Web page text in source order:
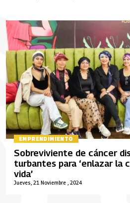
EMPRENDIMIENTO
Jueves, 21 Noviembre , 2024
Sobreviviente de cáncer
turbantes para ‘enlazar la
vida’